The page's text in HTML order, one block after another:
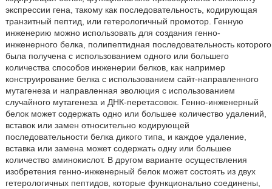
экспрессии гена, такому как последовательность, кодирующая
транзитный пептид, или гетерологичный промотор. Генную
инженерию можно использовать для создания генно-
инженерного белка, полипептидная последовательность которого
была получена с использованием одного или большего
количества способов инженерии белков, как например
конструирование белка с использованием сайт-направленного
мутагенеза и направленная эволюция с использованием
случайного мутагенеза и ДНК-перетасовок. Генно-инженерный
белок может содержать одно или большее количество удалений,
вставок или замен относительно кодирующей
последовательности белка дикого типа, и каждое удаление,
вставка или замена может содержать одну или большее
количество аминокислот. В другом варианте осуществления
изобретения генно-инженерный белок может состоять из двух
гетерологичных пептидов, которые функционально соединены,